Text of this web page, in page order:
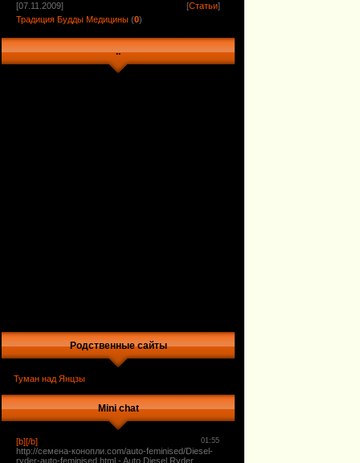
[07.11.2009]
[Статьи]
Традиция Будды Медицины (0)
..
Родственные сайты
Туман над Янцзы
Mini chat